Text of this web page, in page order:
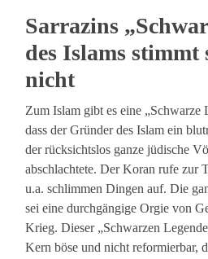
Sarrazins
des Islams stimmt
nicht
Zum Islam gibt es eine „Schwarze
dass der Gründer des Islam ein
der rücksichtslos ganze jüdische
abschlachtete. Der Koran rufe zur
u.a. schlimmen Dingen auf. Die
sei eine durchgängige Orgie von
Krieg. Dieser „Schwarzen
Kern böse und nicht reformierbar,